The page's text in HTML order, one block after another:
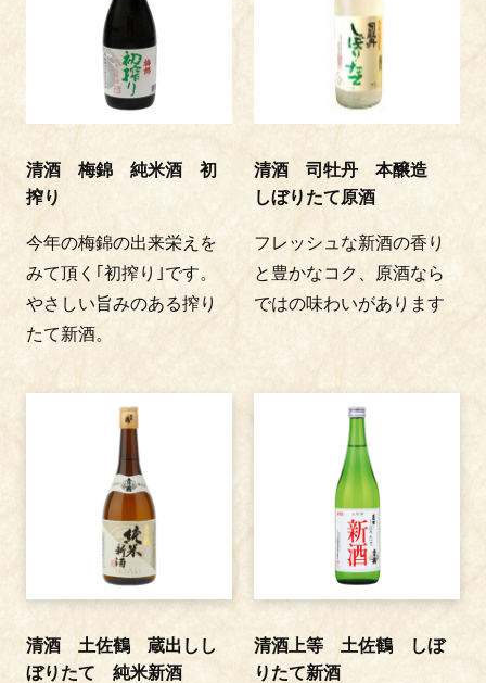
清酒 梅錦 純米酒 初
搾り
今年の梅錦の出来栄えを
みて頂く｢初搾り｣です。
やさしい旨みのある搾り
たて新酒。
清酒 司牡丹 本醸造
しぼりたて原酒
フレッシュな新酒の香り
と豊かなコク、原酒なら
ではの味わいがあります
清酒 土佐鶴 蔵出しし
ぼりたて 純米新酒
清酒上等 土佐鶴 しぼ
りたて新酒